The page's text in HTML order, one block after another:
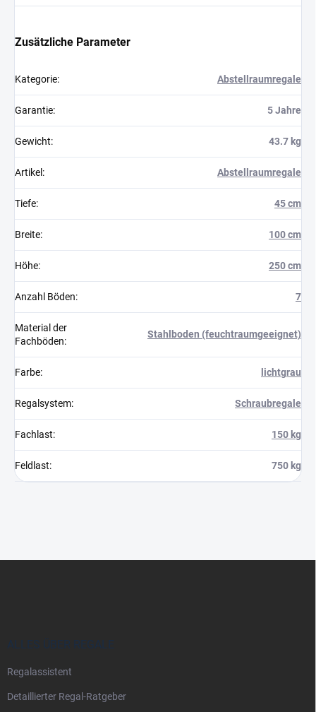
Zusätzliche Parameter
Kategorie: Abstellraumregale
Garantie: 5 Jahre
Gewicht: 43.7 kg
Artikel : Abstellraumregale
Tiefe: 45 cm
Breite: 100 cm
Höhe: 250 cm
Anzahl Böden: 7
Material der
Fachböden:
Stahlboden (feuchtraumgeeignet)
Farbe: lichtgrau
Regalsystem: Schraubregale
Fachlast: 150 kg
Feldlast: 750 kg
ALLES ÜBER REGALE
Regalassistent
Detaillierter Regal-Ratgeber